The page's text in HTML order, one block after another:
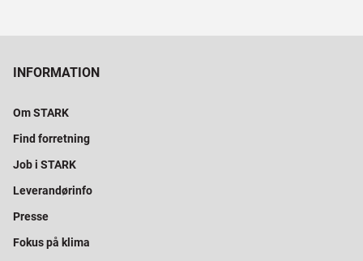
INFORMATION
Om STARK
Find forretning
Job i STARK
Leverandørinfo
Presse
Fokus på klima